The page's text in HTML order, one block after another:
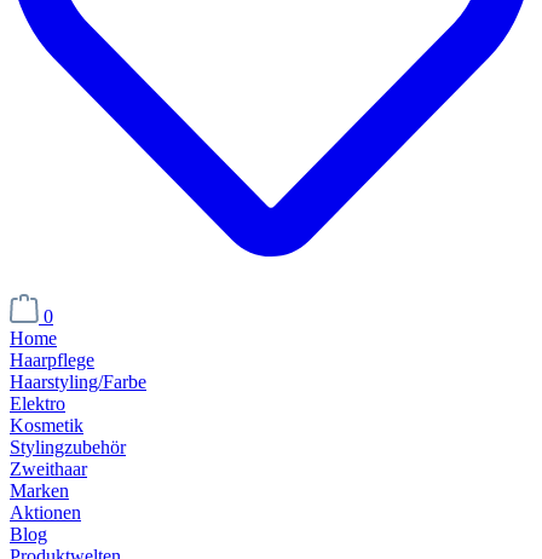
0
Home
Haarpflege
Haarstyling/Farbe
Elektro
Kosmetik
Stylingzubehör
Zweithaar
Marken
Aktionen
Blog